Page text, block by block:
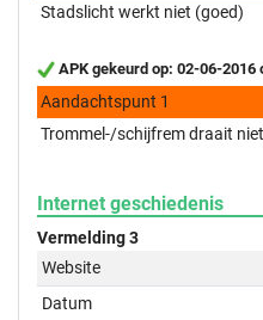
Stadslicht werkt niet (goed)
APK gekeurd op: 02-06-2016
Aandachtspunt 1
Trommel-/schijfrem draait
Internet geschiedenis
Vermelding 3
Website
Datum